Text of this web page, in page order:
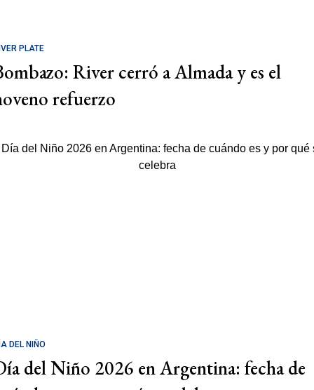
PLATE
River cerró a Almada y es el
refuerzo
DEL NIÑO
del Niño 2026 en Argentina: fecha de